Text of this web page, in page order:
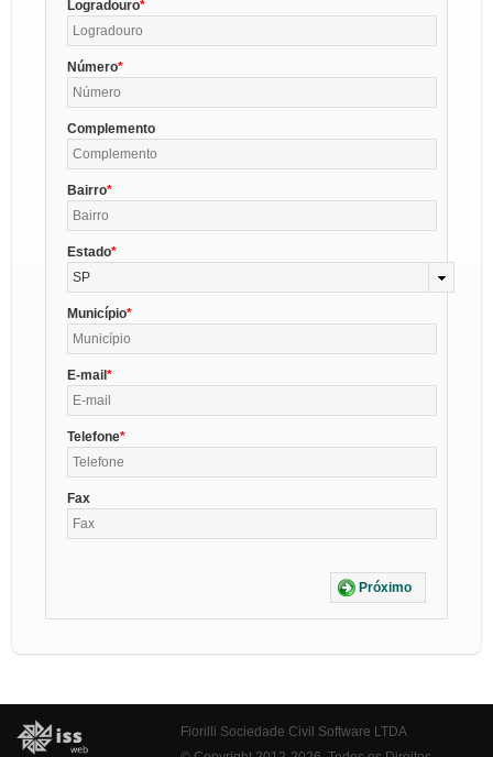
Logradouro
Número
Complemento
Bairro
Estado
SP
Município
E-mail
Telefone
Fax
Próximo
Fiorilli Sociedade Civil Software LTDA